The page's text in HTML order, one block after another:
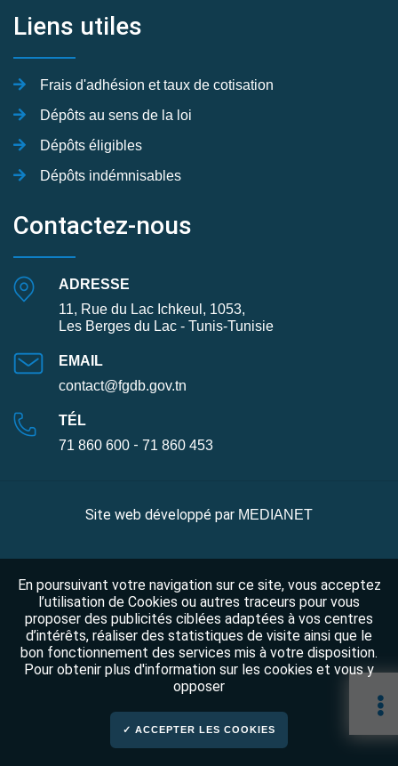
Liens utiles
Frais d'adhésion et taux de cotisation
Dépôts au sens de la loi
Dépôts éligibles
Dépôts indémnisables
Contactez-nous
ADRESSE
11, Rue du Lac Ichkeul, 1053,
Les Berges du Lac - Tunis-Tunisie
EMAIL
contact@fgdb.gov.tn
TÉL
71 860 600 - 71 860 453
Site web développé par MEDIANET
En poursuivant votre navigation sur ce site, vous acceptez
l’utilisation de Cookies ou autres traceurs pour vous
proposer des publicités ciblées adaptées à vos centres
d’intérêts, réaliser des statistiques de visite ainsi que le
bon fonctionnement des services mis à votre disposition.
Pour obtenir plus d'information sur les cookies et vous y
opposer
✓ ACCEPTER LES COOKIES